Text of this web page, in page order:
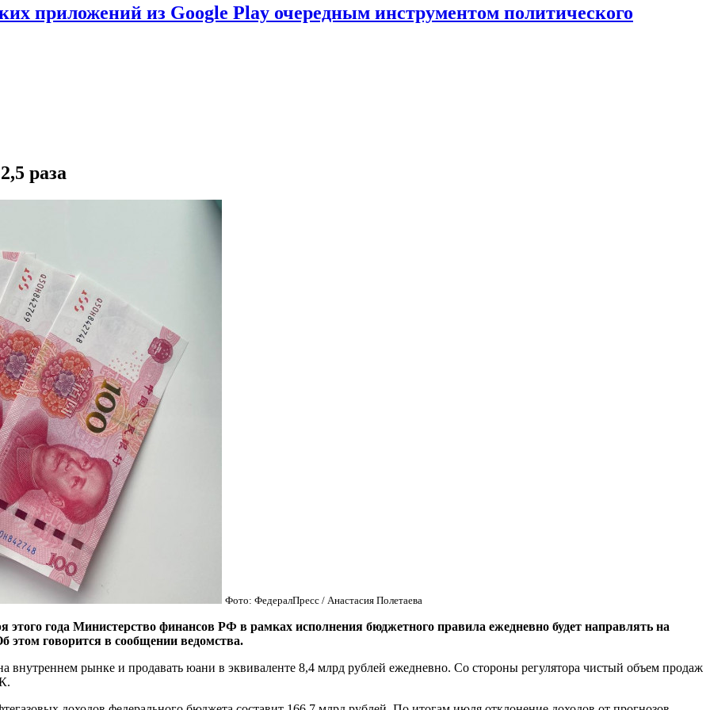
приложений из Google Play очередным инструментом политического
раза
Фото: ФедералПресс / Анастасия Полетаева
года Министерство финансов РФ в рамках исполнения бюджетного правила ежедневно будет направлять на
этом говорится в сообщении ведомства.
внутреннем рынке и продавать юани в эквиваленте 8,4 млрд рублей ежедневно. Со стороны регулятора чистый объем продаж